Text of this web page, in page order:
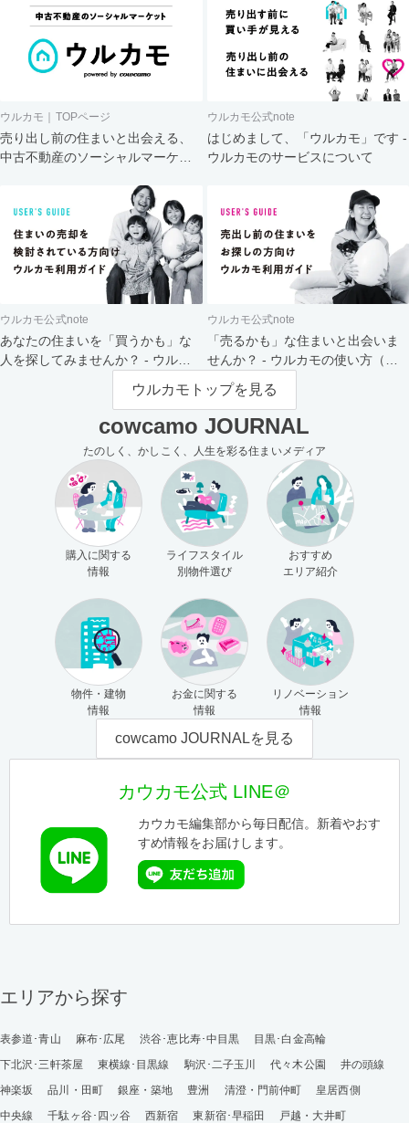
ウルカモ｜TOPページ
売り出し前の住まいと出会える、
中古不動産のソーシャルマーケッ
ウルカモ公式note
はじめまして、「ウルカモ」です -
ウルカモのサービスについて
ウルカモ公式note
あなたの住まいを「買うかも」な
人を探してみませんか？ - ウルカ
ウルカモ公式note
「売るかも」な住まいと出会いま
せんか？ - ウルカモの使い方（買
主さま向け）
ウルカモトップを見る
cowcamo JOURNAL
たのしく、かしこく、人生を彩る住まいメディア
購入に関する
情報
ライフスタイル
別物件選び
おすすめ
エリア紹介
物件・建物
情報
お金に関する
情報
リノベーション
情報
cowcamo JOURNALを見る
カウカモ公式 LINE＠
カウカモ編集部から毎日配信。新着やおす
すめ情報をお届けします。
エリアから探す
表参道･青山 麻布･広尾 渋谷･恵比寿･中目黒
目黒･白金高輪
下北沢･三軒茶屋
東横線･目黒線 駒沢･二子玉川 代々木公園
井の頭線
神楽坂
品川・田町 銀座・築地 豊洲 清澄・門前仲町
皇居西側
中央線
千駄ヶ谷･四ッ谷 西新宿 東新宿･早稲田
戸越・大井町